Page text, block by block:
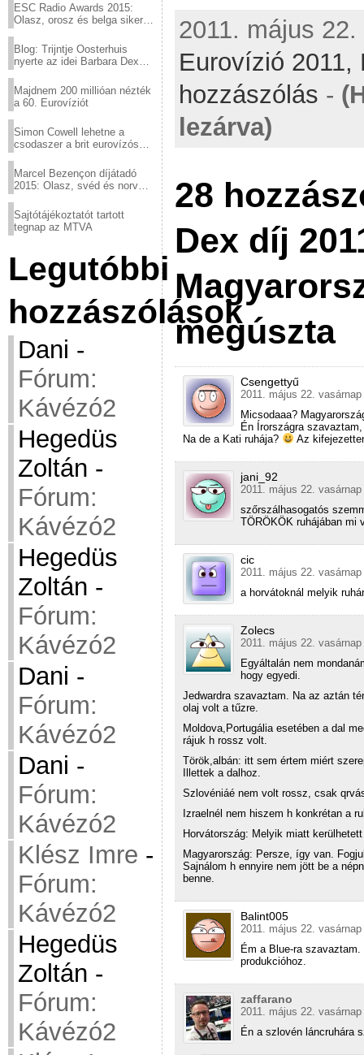
ESC Radio Awards 2015:
Olasz, orosz és belga siker,
Blog: Trijntje Oosterhuis
nyerte az idei Barbara Dex
Majdnem 200 millióan nézték
a 60. Eurovíziót
Simon Cowell lehetne a
csodaszer a brit eurovízós
Marcel Bezençon díjátadó
2015: Olasz, svéd és norvég
Sajtótájékoztatót tartott
tegnap az MTVA
Legutóbbi
hozzászólások
Dani -
Fórum:
Kávézó2
Hegedüs
Zoltán -
Fórum:
Kávézó2
Hegedüs
Zoltán -
Fórum:
Kávézó2
Dani -
Fórum:
Kávézó2
Dani -
Fórum:
Kávézó2
Klész Imre -
Fórum:
Kávézó2
Hegedüs
Zoltán -
Fórum:
Kávézó2
2011. május
Eurovízió 2011,
hozzászólás -
lezárva)
28
Dex díj
megúszta
Csengettyű
2011. május 22.
Micsodaaa?
Én Írországra
Na de a Kati ruhája?
Az
jani_92
2011. május 22.
szőrszálhasogatós
TÖRÖKÖK ruhájában mi
cic
2011. május 22.
a horvátoknál melyik
Zolecs
2011. május 22.
Egyáltalán nem
hogy egyedi.
Jedwardra szavaztam. Na az aztán
olaj volt a tűzre.
Moldova,Portugália esetében a dal
rájuk h rossz volt.
Török,albán: itt sem értem miért
Illettek a dalhoz.
Szlovéniáé nem volt rossz, csak
Izraelnél nem hiszem h konkrétan a
Horvátország: Melyik miatt
Magyarország: Persze, így van.
Sajnálom h ennyire nem jött be a
benne.
Balint005
2011. május 22.
Ém a Blue-ra
produkcióhoz.
zaffarano
2011. május 22.
Én a szlovén láncruhára